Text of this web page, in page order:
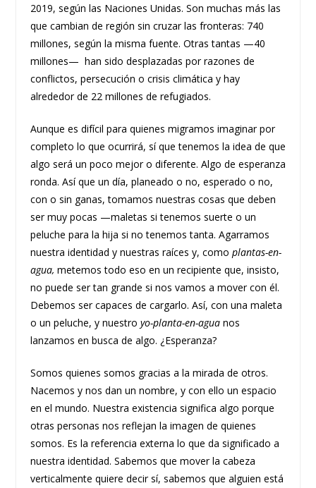
2019, según las Naciones Unidas. Son muchas más las
que cambian de región sin cruzar las fronteras: 740
millones, según la misma fuente. Otras tantas —40
millones— han sido desplazadas por razones de
conflictos, persecución o crisis climática y hay
alrededor de 22 millones de refugiados.
Aunque es difícil para quienes migramos imaginar por
completo lo que ocurrirá, sí que tenemos la idea de que
algo será un poco mejor o diferente. Algo de esperanza
ronda. Así que un día, planeado o no, esperado o no,
con o sin ganas, tomamos nuestras cosas que deben
ser muy pocas —maletas si tenemos suerte o un
peluche para la hija si no tenemos tanta. Agarramos
nuestra identidad y nuestras raíces y, como plantas-en-
agua, metemos todo eso en un recipiente que, insisto,
no puede ser tan grande si nos vamos a mover con él.
Debemos ser capaces de cargarlo. Así, con una maleta
o un peluche, y nuestro yo-planta-en-aguanos
lanzamos en busca de algo. ¿Esperanza?
Somos quienes somos gracias a la mirada de otros.
Nacemos y nos dan un nombre, y con ello un espacio
en el mundo. Nuestra existencia significa algo porque
otras personas nos reflejan la imagen de quienes
somos. Es la referencia externa lo que da significado a
nuestra identidad. Sabemos que mover la cabeza
verticalmente quiere decir sí, sabemos que alguien está